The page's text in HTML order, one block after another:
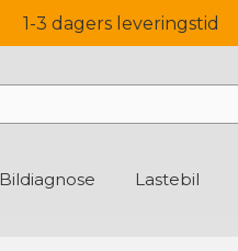
1-3 dagers leveringstid
Bildiagnose Lastebil